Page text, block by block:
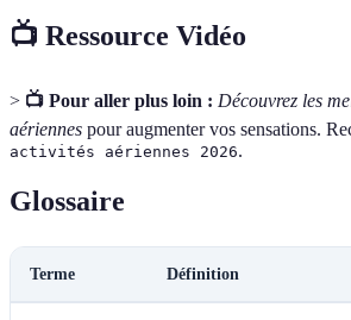
📺 Ressource Vidéo
> 📺 Pour aller plus loin : Découvrez les
aériennes pour augmenter vos sensations.
activités aériennes 2026.
Glossaire
Terme Définition